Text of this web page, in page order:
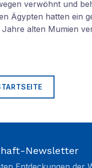
verwöhnt und
Ägypten hatten ein
alten Mumien
Newsletter